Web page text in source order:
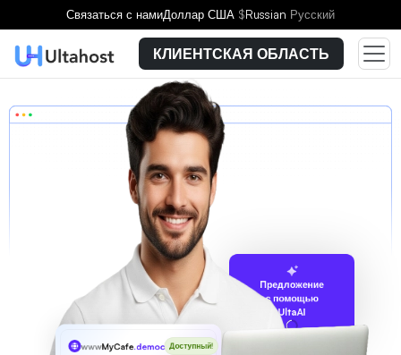
Связаться с намиДоллар США $Russian Русский
КЛИЕНТСКАЯ ОБЛАСТЬ
Предложение
с помощью
UltaAI
wwwMyCafe.democratДоступный!